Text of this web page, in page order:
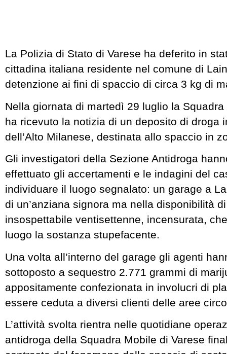
La Polizia di Stato di Varese ha deferito in
cittadina italiana residente nel comune di
detenzione ai fini di spaccio di circa 3 kg di
Nella giornata di martedì 29 luglio la
ha ricevuto la notizia di un deposito di droga
dell’Alto Milanese, destinata allo spaccio in
Gli investigatori della Sezione Antidroga
effettuato gli accertamenti e le indagini del
individuare il luogo segnalato: un garage a
di un’anziana signora ma nella disponibilità
insospettabile ventisettenne, incensurata,
luogo la sostanza stupefacente.
Una volta all’interno del garage gli agenti
sottoposto a sequestro 2.771 grammi di
appositamente confezionata in involucri di
essere ceduta a diversi clienti delle aree
L’attività svolta rientra nelle quotidiane
antidroga della Squadra Mobile di Varese